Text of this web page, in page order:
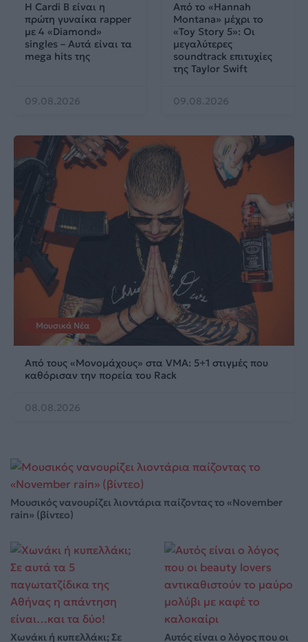
Η Cardi B είναι η
πρώτη γυναίκα rapper
με 4 «Diamond»
singles – Αυτά είναι τα
mega hits της
09.08.2026
Από το «Hannah
Montana» μέχρι το
«Toy Story 5»: Οι
μεγαλύτερες
soundtrack επιτυχίες
της Taylor Swift
09.08.2026
Μουσικά Νέα
Από τους «Μονομάχους» στα VMA: 5+1 στιγμές που
καθόρισαν την πορεία του Rack
08.08.2026
Μουσικός νανουρίζει λιοντάρια παίζοντας το «November
rain» (βίντεο)
Χωνάκι ή κυπελλάκι; Σε
Αυτός είναι ο λόγος που οι